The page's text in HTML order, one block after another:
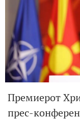
Премиерот
прес-